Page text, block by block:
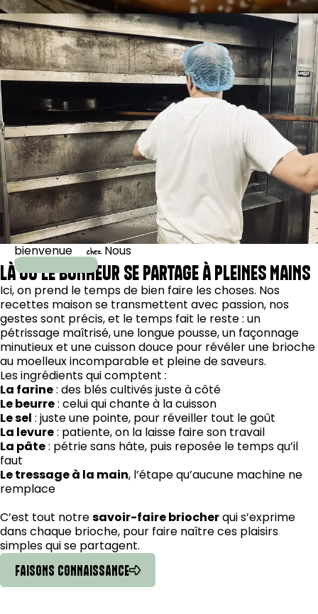
bienvenue chez Nous
LÀ OÙ LE BONHEUR SE PARTAGE À PLEINES MAINS
Ici, on prend le temps de bien faire les choses. Nos
recettes maison se transmettent avec passion, nos
gestes sont précis, et le temps fait le reste : un
pétrissage maîtrisé, une longue pousse, un façonnage
minutieux et une cuisson douce pour révéler une brioche
au moelleux incomparable et pleine de saveurs.
Les ingrédients qui comptent :
La farine: des blés cultivés juste à côté
Le beurre: celui qui chante à la cuisson
Le sel : juste une pointe, pour réveiller tout le goût
La levure: patiente, on la laisse faire son travail
La pâte: pétrie sans hâte, puis reposée le temps qu’il
faut
Le tressage à la main, l’étape qu’aucune machine ne
remplace
C’est tout notresavoir-faire briocherqui s’exprime
dans chaque brioche, pour faire naître ces plaisirs
simples qui se partagent.
FAISONS CONNAISSANCE